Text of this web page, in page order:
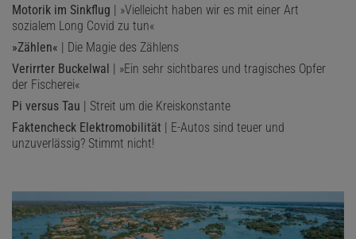
Motorik im Sinkflug | »Vielleicht haben wir es mit einer Art
sozialem Long Covid zu tun«
»Zählen« | Die Magie des Zählens
Verirrter Buckelwal | »Ein sehr sichtbares und tragisches Opfer
der Fischerei«
Pi versus Tau | Streit um die Kreiskonstante
Faktencheck Elektromobilität | E-Autos sind teuer und
unzuverlässig? Stimmt nicht!